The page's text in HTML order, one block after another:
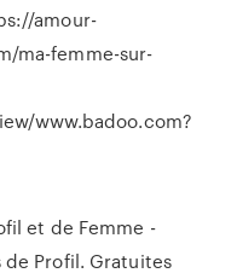
amour-
ma-femme-sur-
www.badoo.com?
et de Femme -
de Profil. Gratuites